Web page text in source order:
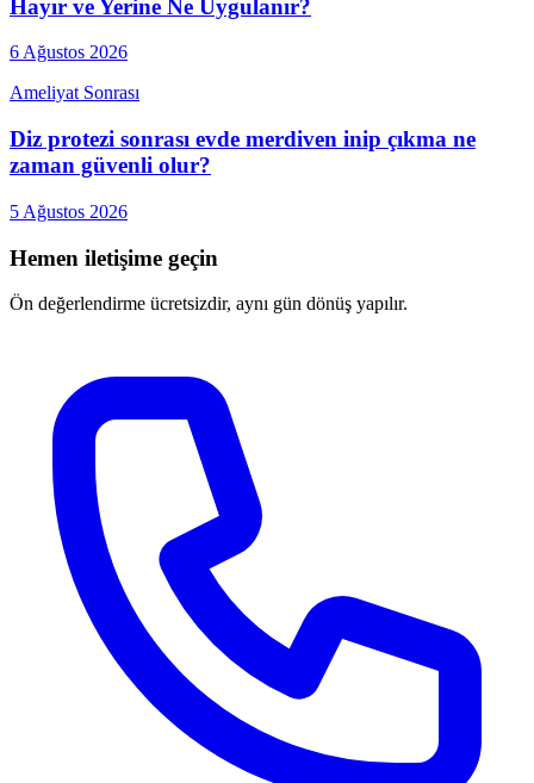
Hayır ve Yerine Ne Uygulanır?
6 Ağustos 2026
Ameliyat Sonrası
Diz protezi sonrası evde merdiven inip çıkma ne
zaman güvenli olur?
5 Ağustos 2026
Hemen iletişime geçin
Ön değerlendirme ücretsizdir, aynı gün dönüş yapılır.